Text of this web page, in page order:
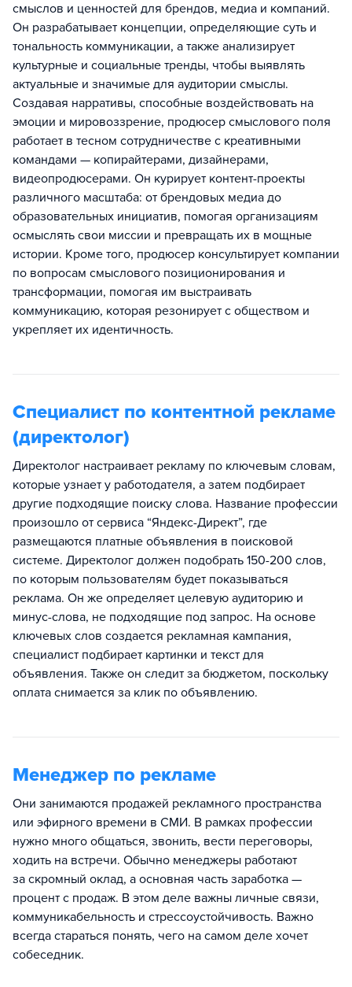
смыслов и ценностей для брендов, медиа и компаний.
Он разрабатывает концепции, определяющие суть и
тональность коммуникации, а также анализирует
культурные и социальные тренды, чтобы выявлять
актуальные и значимые для аудитории смыслы.
Создавая нарративы, способные воздействовать на
эмоции и мировоззрение, продюсер смыслового поля
работает в тесном сотрудничестве с креативными
командами — копирайтерами, дизайнерами,
видеопродюсерами. Он курирует контент-проекты
различного масштаба: от брендовых медиа до
образовательных инициатив, помогая организациям
осмыслять свои миссии и превращать их в мощные
истории. Кроме того, продюсер консультирует компании
по вопросам смыслового позиционирования и
трансформации, помогая им выстраивать
коммуникацию, которая резонирует с обществом и
укрепляет их идентичность.
Специалист по контентной рекламе
(директолог)
Директолог настраивает рекламу по ключевым словам,
которые узнает у работодателя, а затем подбирает
другие подходящие поиску слова. Название профессии
произошло от сервиса “Яндекс-Директ”, где
размещаются платные объявления в поисковой
системе. Директолог должен подобрать 150-200 слов,
по которым пользователям будет показываться
реклама. Он же определяет целевую аудиторию и
минус-слова, не подходящие под запрос. На основе
ключевых слов создается рекламная кампания,
специалист подбирает картинки и текст для
объявления. Также он следит за бюджетом, поскольку
оплата снимается за клик по объявлению.
Менеджер по рекламе
Они занимаются продажей рекламного пространства
или эфирного времени в СМИ. В рамках профессии
нужно много общаться, звонить, вести переговоры,
ходить на встречи. Обычно менеджеры работают
за скромный оклад, а основная часть заработка —
процент с продаж. В этом деле важны личные связи,
коммуникабельность и стрессоустойчивость. Важно
всегда стараться понять, чего на самом деле хочет
собеседник.